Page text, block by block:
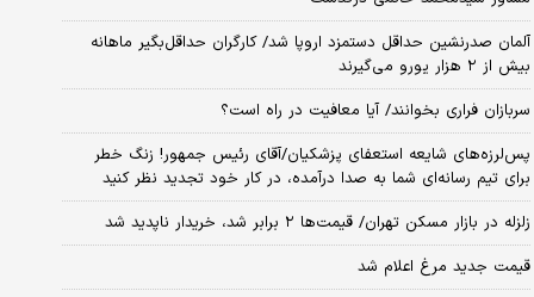
آلمان صدرنشین حداقل دستمزد اروپا شد/ کارگران حداقل‌بگیر ماهانه
بیش از ۲ هزار یورو می‌گیرند
سربازان فراری بخوانند/ آیا معافیت در راه است؟
پس‌لرزه‌های شایعه استعفای پزشکیان/آقای رئیس جمهور! زنگ خطر
برای تیم رسانه‌ای شما به صدا درآمده، در کار خود تجدید نظر کنید
زلزله در بازار مسکن تهران/ قیمت‌ها ۲ برابر شد، خریدار ناپدید شد
قیمت جدید مرغ اعلام شد